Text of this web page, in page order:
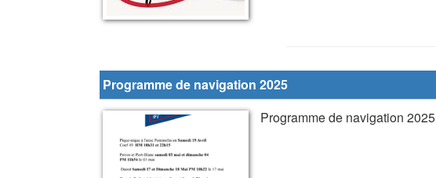
Programme de navigation 2025
Programme de navigation 2025